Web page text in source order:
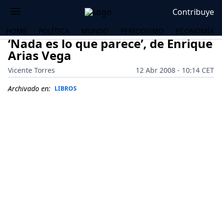
Contribuye
HOME POLÍTICA MUNDO PERIODISMO ECONOMÍA
‘Nada es lo que parece’, de Enrique
Arias Vega
Vicente Torres
12 Abr 2008 - 10:14 CET
Archivado en: LIBROS